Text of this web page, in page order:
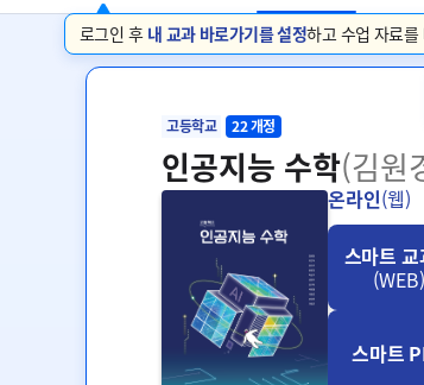
로그인 후 내 교과 바로가기를 설정하고 수업 자료
고등학교 22 개정
인공지능 수학(김원
온라인(웹)
스마트 교
(WEB)
스마트